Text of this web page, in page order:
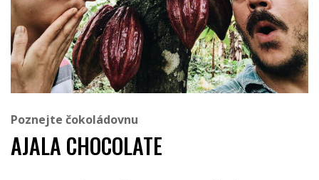
Poznejte čokoládovnu
AJALA CHOCOLATE